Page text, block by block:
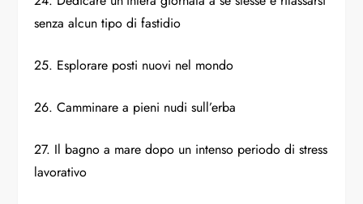
senza alcun tipo di fastidio
25. Esplorare posti nuovi nel mondo
26. Camminare a pieni nudi sull’erba
27. Il bagno a mare dopo un intenso periodo di stress
lavorativo